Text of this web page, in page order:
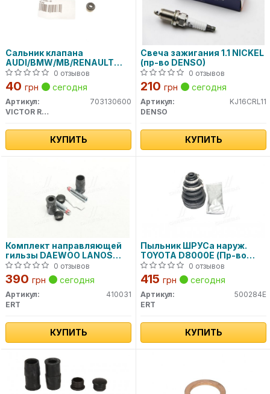
Сальник клапана
AUDI/BMW/MB/RENAULT
/VW 70-31306-00 VICTOR
REINZ
0 отзывов
40 грн сегодня
Артикул:
703130600
VICTOR REINZ
КУПИТЬ
Свеча зажигания 1.1 NICKEL
(пр-во DENSO)
0 отзывов
210 грн сегодня
Артикул:
KJ16CRL11
DENSO
КУПИТЬ
Комплект направляющей
гильзы DAEWOO LANOS
D7003C (пр-во ERT)
0 отзывов
390 грн сегодня
Артикул:
410031
ERT
КУПИТЬ
Пыльник ШРУСа наруж.
TOYOTA D8000E (Пр-во
ERT)
0 отзывов
415 грн сегодня
Артикул:
500284E
ERT
КУПИТЬ